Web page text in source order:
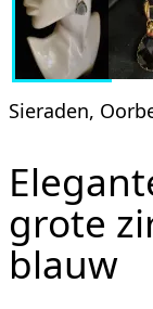
Sieraden,
grote
blauw